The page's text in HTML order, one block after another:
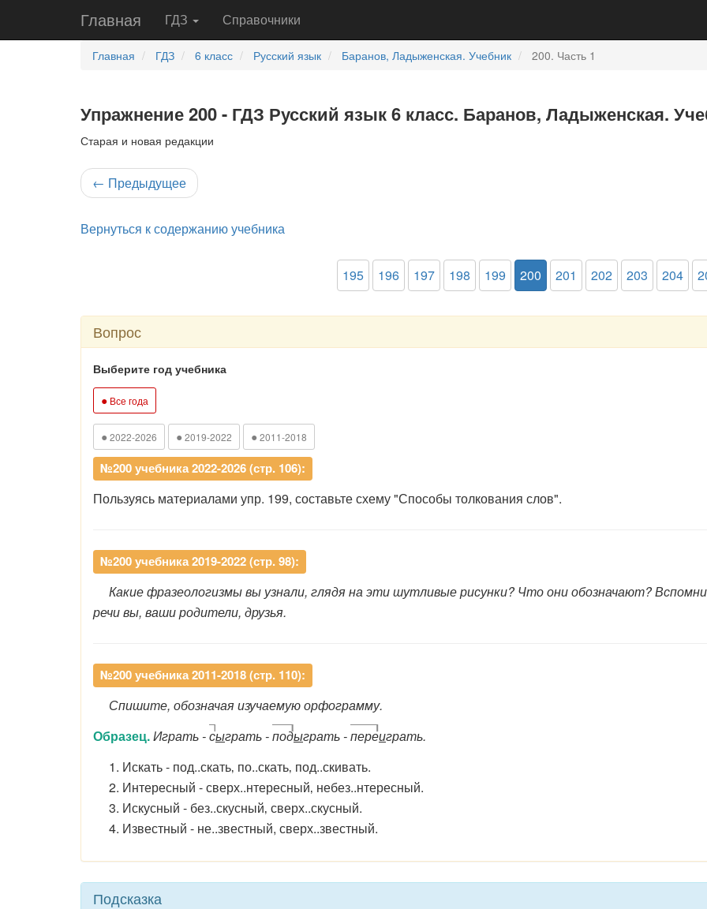
Главная ГДЗ Справочники
Главная ГДЗ 6 класс Русский язык Баранов, Ладыженская. Учебник 200. Часть 1
Упражнение 200 - ГДЗ Русский язык 6 класс. Баранов, Ладыженская.
Старая и новая редакции
← Предыдущее
Вернуться к содержанию учебника
195 196 197 198 199 200 201 202 203 204
Вопрос
Выберите год учебника
● Все года
● 2022-2026 ● 2019-2022 ● 2011-2018
№200 учебника 2022-2026 (стр. 106):
Пользуясь материалами упр. 199, составьте схему "Способы толкования слов".
№200 учебника 2019-2022 (стр. 98):
Какие фразеологизмы вы узнали, глядя на эти шутливые рисунки? Что они обозначают?
речи вы, ваши родители, друзья.
№200 учебника 2011-2018 (стр. 110):
Спишите, обозначая изучаемую орфограмму.
Образец.Играть -сыграть -подыграть -переиграть.
1. Искать - под..скать‚ по..скать‚ под..скивать.
2. Интересный - сверх..нтересный‚ небез..нтересный.
3. Искусный - без..скусный‚ сверх..скусный.
4. Известный - не..звестный, сверх..звестный.
Подсказка